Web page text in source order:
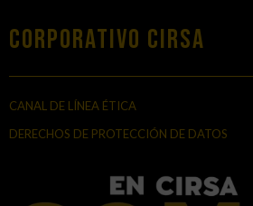
Corporativo Cirsa
CANAL DE LÍNEA ÉTICA
DERECHOS DE PROTECCIÓN DE DATOS